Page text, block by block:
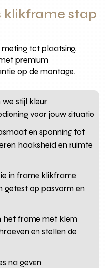
klikframe stap
tot plaatsing.
premium
op de montage.
stijl kleur
voor jouw situatie
en sponning tot
haaksheid en ruimte
in frame klikframe
op pasvorm en
het frame met klem
en stellen de
na geven